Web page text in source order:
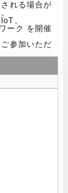
れる場合が
、
ーク を開催
参加いただ